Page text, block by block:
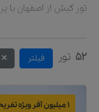
تور کیش از اصفهان با
قیمت رزرو پکیج
52 تور فیلتر
1 میلیون آفر ویژه تفریحات و شاتل رایگان